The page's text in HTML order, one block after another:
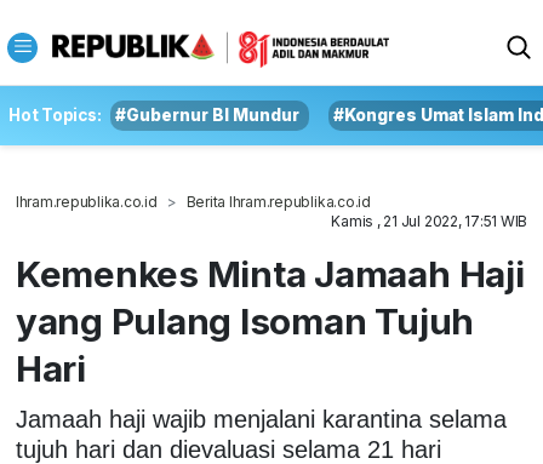
Hot Topics: #Gubernur BI Mundur #Kongres Umat Islam
Ihram.republika.co.id
Berita Ihram.republika.co.id
Kamis , 21 Jul 2022, 17:51 WIB
Kemenkes Minta Jamaah Haji
yang Pulang Isoman Tujuh
Hari
Jamaah haji wajib menjalani karantina selama
tujuh hari dan dievaluasi selama 21 hari